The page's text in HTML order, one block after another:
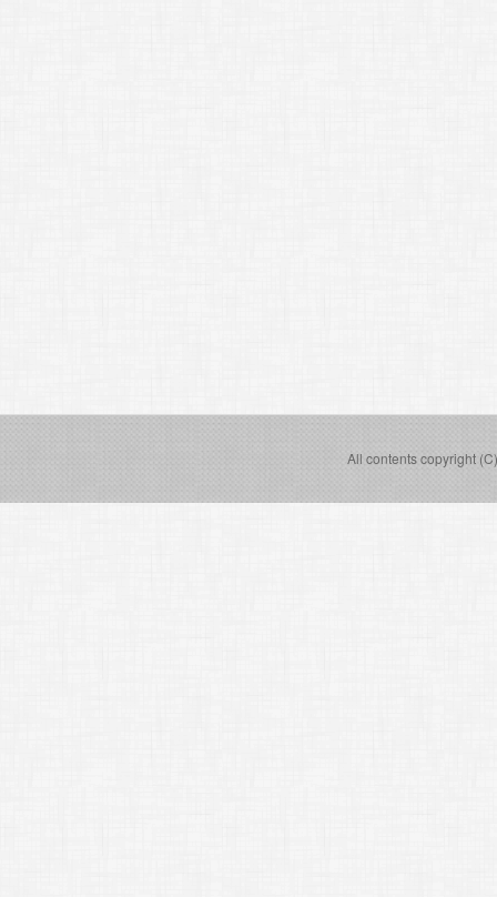
All contents copyright